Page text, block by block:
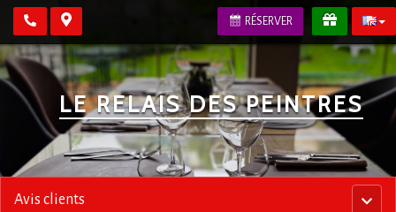
RÉSERVER
LE RELAIS DES PEINTRES
Menu
Avis clients